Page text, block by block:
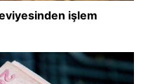
işlem